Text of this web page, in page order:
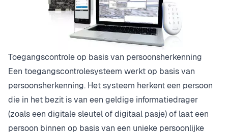
Toegangscontrole op basis van persoonsherkenning
Een toegangscontrolesysteem werkt op basis van
persoonsherkenning. Het systeem herkent een persoon
die in het bezit is van een geldige informatiedrager
(zoals een digitale sleutel of digitaal pasje) of laat een
persoon binnen op basis van een unieke persoonlijke